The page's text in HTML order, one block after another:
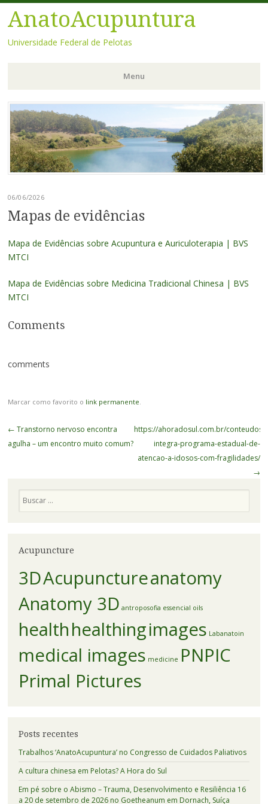
AnatoAcupuntura
Universidade Federal de Pelotas
Menu
Pular
para
o
conteúdo
06/06/2026
Mapas de evidências
Mapa de Evidências sobre Acupuntura e Auriculoterapia | BVS
MTCI
Mapa de Evidências sobre Medicina Tradicional Chinesa | BVS
MTCI
Comments
comments
Marcar como favorito o link permanente
Navegação
de
← Transtorno nervoso encontra
agulha – um encontro muito comum?
https://ahoradosul.com.br/conteudos/
integra-programa-estadual-de-
atencao-a-idosos-com-fragilidades/
→
Acupuncture
3DAcupunctureanatomy
Anatomy 3D antroposofia essencial oils
healthhealthingimages Labanatoin
medical images medicine PNPIC
Primal Pictures
Posts recentes
Trabalhos ‘AnatoAcupuntura’ no Congresso de Cuidados Paliativos
A cultura chinesa em Pelotas? A Hora do Sul
Em pé sobre o Abismo – Trauma, Desenvolvimento e Resiliência 16
a 20 de setembro de 2026 no Goetheanum em Dornach, Suíça